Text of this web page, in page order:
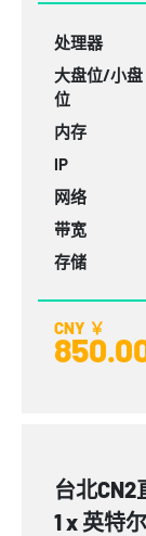
处理器
大盘位/小盘
位
内存
IP
网络
带宽
存储
CNY ￥
台北
1 x 英特